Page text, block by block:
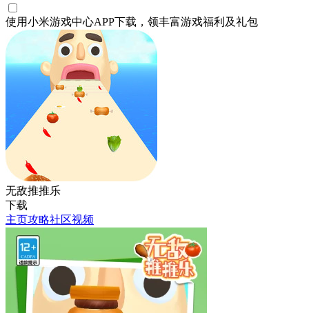
使用小米游戏中心APP下载 ，领丰富游戏福利 及礼包
无敌推推乐
下载
主页攻略社区视频